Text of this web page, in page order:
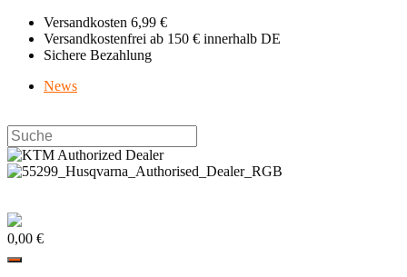
Zum
Inhalt
springen
Versandkosten 6,99 €
Versandkostenfrei ab 150 € innerhalb DE
Sichere Bezahlung
News
Search
this
website
0,00 €